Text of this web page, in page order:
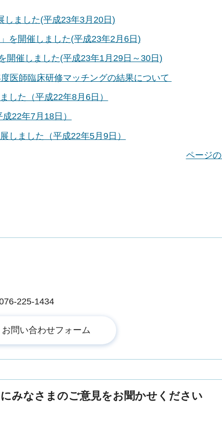
しました(平成23年3月20日)
を開催しました(平成23年2月6日)
開催しました(平成23年1月29日～30日)
医師臨床研修マッチングの結果について
した（平成22年8月6日）
22年7月18日）
しました（平成22年5月9日）
ページ
225-1434
みなさまのご意見をお聞かせください